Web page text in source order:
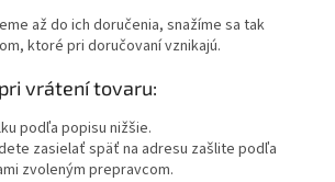
až do ich doručenia, snažíme sa tak
ktoré pri doručovaní vznikajú.
vrátení tovaru:
podľa popisu nižšie.
zasielať späť na adresu zašlite podľa
zvoleným prepravcom.